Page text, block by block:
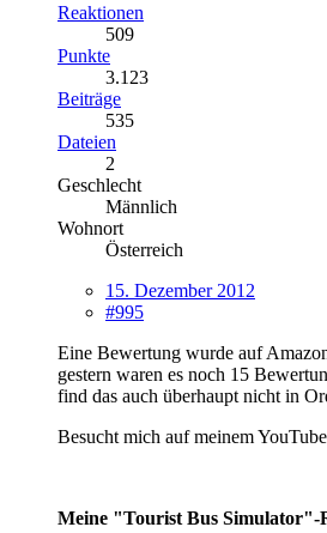
Reaktionen
509
Punkte
3.123
Beiträge
535
Dateien
2
Geschlecht
Männlich
Wohnort
Österreich
15. Dezember 2012
#995
Eine Bewertung wurde auf
gestern waren es noch 15
find das auch überhaupt nicht in
Besucht mich auf meinem
Meine "Tourist Bus Simulator"-